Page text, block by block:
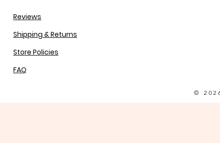
Reviews
Shipping & Returns
Store Policies
FAQ
©